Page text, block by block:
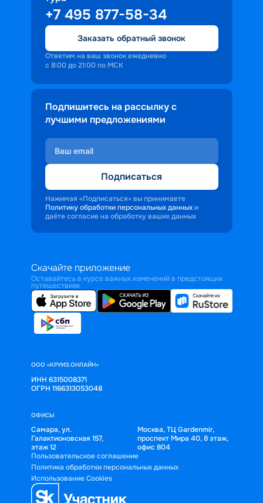
+7 495 877-58-34
Заказать обратный звонок
Ответим на ваш звонок ежедневно
с 8:00 до 21:00 по МСК
Подпишитесь на рассылку с
лучшими предложениями
Подписаться
Нажимая «Подписаться» вы принимаете
Политику обработки персональных данных и
даёте согласие на обработку ваших данных
Скачайте приложение
Оставайтесь в курсе важных изменений в предстоящих
путешествиях
ООО «КРУИЗ.ОНЛАЙН»
ИНН 6315008371
ОГРН 1166313053048
ОФИСЫ
Самара, ул.
Галактионовская 157,
этаж 12
Москва, ТЦ Gardenmir,
проспект Мира 40, 8 этаж,
офис 804
Пользовательское соглашение
Политика обработки персональных данных
Использование Cookies